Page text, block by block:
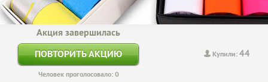
Купили:44
Акция завершилась
ПОВТОРИТЬ АКЦИЮ
Человек проголосовало: 0